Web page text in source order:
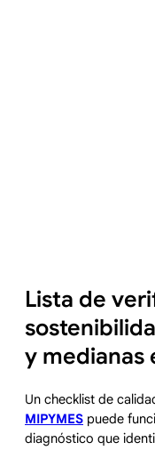
Lista de
y medianas
Un checklist de
MIPYMES puede
diagnóstico que